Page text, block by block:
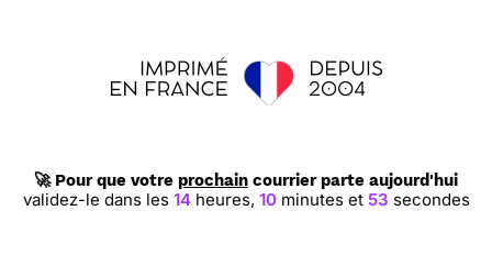
🚀 Pour que votre prochain courrier parte aujourd'hui
validez-le dans les 14 heures, 10 minutes et 52 secondes